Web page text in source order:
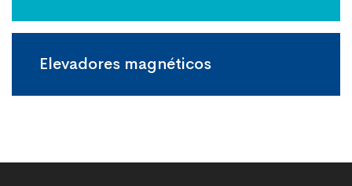
Elevadores magnéticos